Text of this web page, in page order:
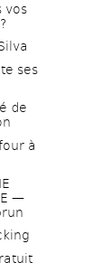
vos
ses
de
à
—